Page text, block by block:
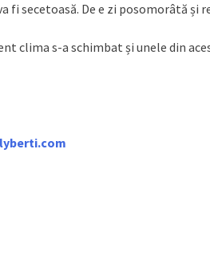
fi secetoasă. De e zi posomorâtă și
clima s-a schimbat și unele din